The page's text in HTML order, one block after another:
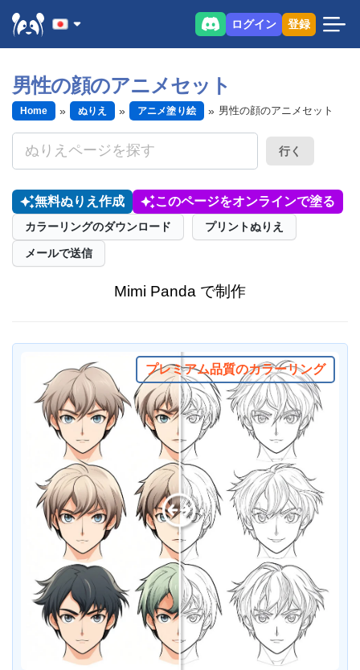
ログイン 登録
男性の顔のアニメセット
Home ぬりえ アニメ塗り絵 男性の顔のアニメセット
行く
無料ぬりえ作成 このページをオンラインで塗る
カラーリングのダウンロード プリントぬりえ
メールで送信
Mimi Panda で制作
プレミアム品質のカラーリング